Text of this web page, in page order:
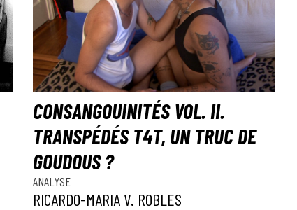
CONSANGOUINITÉS VOL. II.
TRANSPÉDÉS T4T, UN TRUC DE
GOUDOUS ?
ANALYSE
RICARDO-MARIA V. ROBLES